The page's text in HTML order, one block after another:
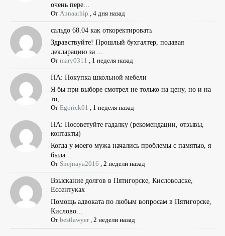
очень пере...
От Annaarhip ,4 дня назад
сальдо 68.04 как откоректировать
Здравствуйте! Прошлый бухгалтер, подавая
декларацию за ...
Отmary0311 1 неделя назад
НА: Покупка школьной мебели
Я бы при выборе смотрел не только на цену, но и на
то, ...
ОтEgorick01 1 неделя назад
НА: Посоветуйте гадалку (рекомендации, отзывы,
контакты)
Когда у моего мужа начались проблемы с памятью, я
была ...
От Snejnaya2016 ,2 недели назад
Взыскание долгов в Пятигорске, Кисловодске,
Ессентуках
Помощь адвоката по любым вопросам в Пятигорске,
Кислово...
Отbestlawyer,2 недели назад